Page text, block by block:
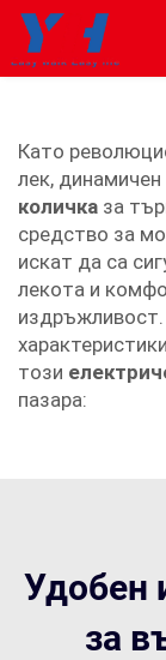
Като
лек,
количка за
средство за
искат да са
лекота и
този
пазара:
Удобен
за